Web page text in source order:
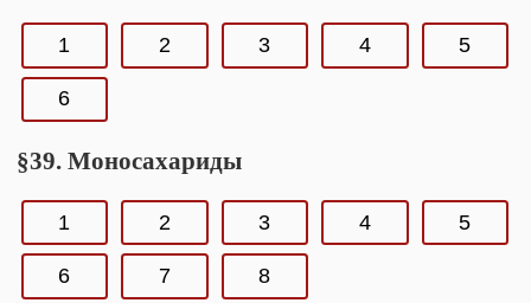
1 2 3 4 5
6
§39. Моносахариды
1 2 3 4 5
6 7 8